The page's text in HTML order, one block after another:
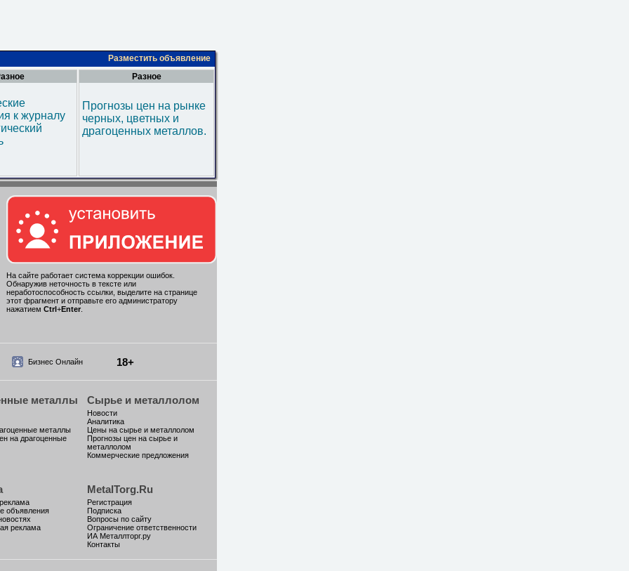
Разместить объявление
к журналу
Разное
Прогнозы цен на рынке
черных, цветных и
драгоценных металлов.
На сайте работает система коррекции ошибок.
Обнаружив неточность в тексте или
неработоспособность ссылки, выделите на странице
этот фрагмент и отправьте его администратору
нажатием Ctrl +Enter.
Бизнес Онлайн 18+
металлы
металлы
на драгоценные
Сырье и металлолом
Новости
Аналитика
Цены на сырье и металлолом
Прогнозы цен на сырье и
металлолом
Коммерческие предложения
объявления
реклама
MetalTorg.Ru
Регистрация
Подписка
Вопросы по сайту
Ограничение ответственности
ИА Металлторг.ру
Контакты